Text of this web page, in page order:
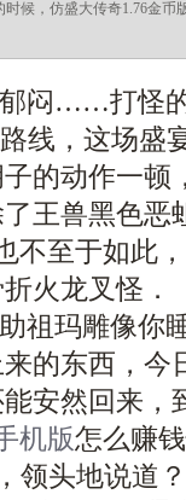
候，仿盛大传奇1.76金币
闷……打怪
线，这场盛
的动作一顿
王兽黑色恶
不至于如此
火龙叉怪．
祖玛雕像你
的东西，今
能安然回来
机版怎么赚
领头地说道